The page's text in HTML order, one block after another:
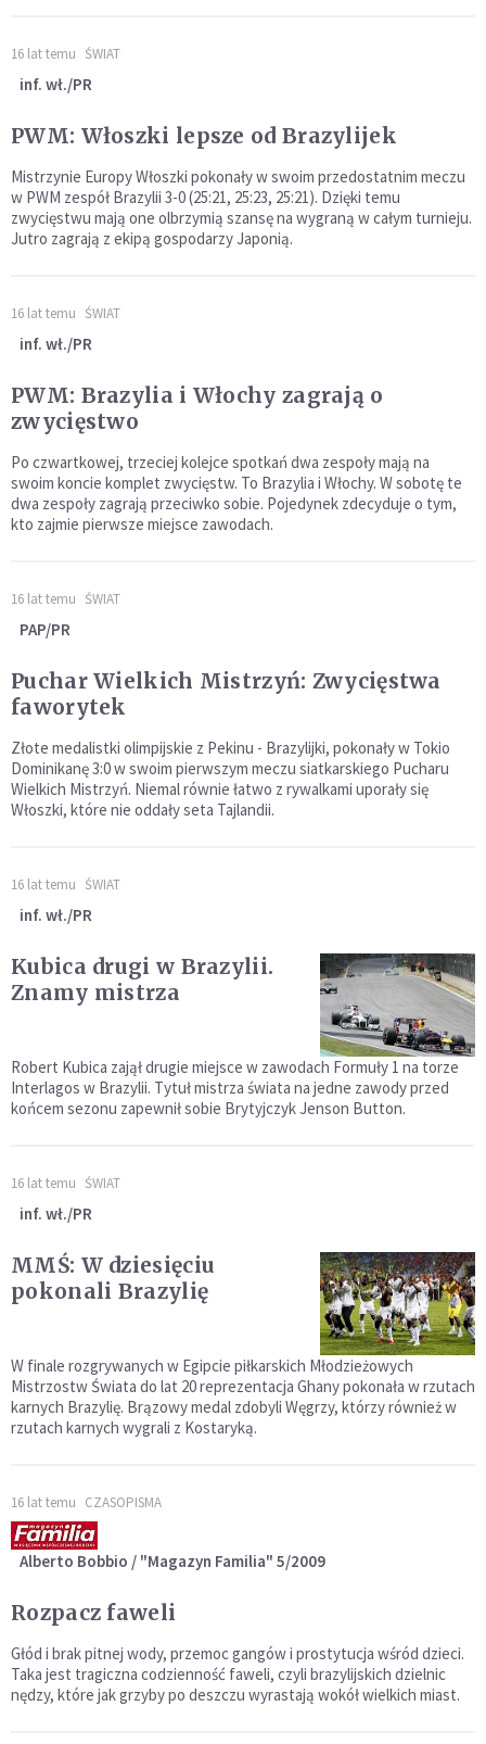
16 lat temu ŚWIAT
inf. wł./PR
PWM: Włoszki lepsze od Brazylijek
Mistrzynie Europy Włoszki pokonały w swoim przedostatnim meczu
w PWM zespół Brazylii 3-0 (25:21, 25:23, 25:21). Dzięki temu
zwycięstwu mają one olbrzymią szansę na wygraną w całym turnieju.
Jutro zagrają z ekipą gospodarzy Japonią.
16 lat temu ŚWIAT
inf. wł./PR
PWM: Brazylia i Włochy zagrają o
zwycięstwo
Po czwartkowej, trzeciej kolejce spotkań dwa zespoły mają na
swoim koncie komplet zwycięstw. To Brazylia i Włochy. W sobotę te
dwa zespoły zagrają przeciwko sobie. Pojedynek zdecyduje o tym,
kto zajmie pierwsze miejsce zawodach.
16 lat temu ŚWIAT
PAP/PR
Puchar Wielkich Mistrzyń: Zwycięstwa
faworytek
Złote medalistki olimpijskie z Pekinu - Brazylijki, pokonały w Tokio
Dominikanę 3:0 w swoim pierwszym meczu siatkarskiego Pucharu
Wielkich Mistrzyń. Niemal równie łatwo z rywalkami uporały się
Włoszki, które nie oddały seta Tajlandii.
16 lat temu ŚWIAT
inf. wł./PR
Kubica drugi w Brazylii.
Znamy mistrza
Robert Kubica zajął drugie miejsce w zawodach Formuły 1 na torze
Interlagos w Brazylii. Tytuł mistrza świata na jedne zawody przed
końcem sezonu zapewnił sobie Brytyjczyk Jenson Button.
16 lat temu ŚWIAT
inf. wł./PR
MMŚ: W dziesięciu
pokonali Brazylię
W finale rozgrywanych w Egipcie piłkarskich Młodzieżowych
Mistrzostw Świata do lat 20 reprezentacja Ghany pokonała w rzutach
karnych Brazylię. Brązowy medal zdobyli Węgrzy, którzy również w
rzutach karnych wygrali z Kostaryką.
16 lat temu CZASOPISMA
Alberto Bobbio / "Magazyn Familia" 5/2009
Rozpacz faweli
Głód i brak pitnej wody, przemoc gangów i prostytucja wśród dzieci.
Taka jest tragiczna codzienność faweli, czyli brazylijskich dzielnic
nędzy, które jak grzyby po deszczu wyrastają wokół wielkich miast.